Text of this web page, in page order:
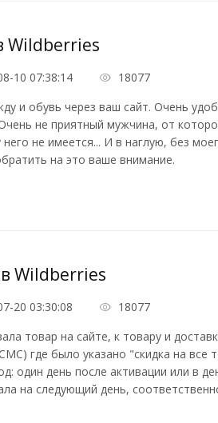
Wildberries
10 07:38:14 18077
и обувь через ваш сайт. Очень
не приятный мужчина, от
не имеется... И в наглую, без
на это ваше внимание.
Wildberries
20 03:30:08 18077
товар на сайте, к товару и
где было указано "скидка на
один день после активации или в
на следующий день,